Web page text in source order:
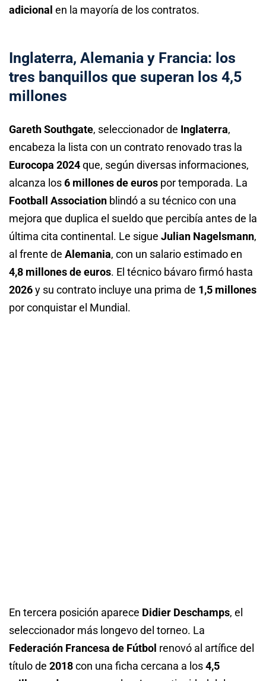
adicional en la mayoría de los contratos.
Inglaterra, Alemania y Francia: los
tres banquillos que superan los 4,5
millones
Gareth Southgate, seleccionador de Inglaterra,
encabeza la lista con un contrato renovado tras la
Eurocopa 2024que, según diversas informaciones,
alcanza los6 millones de euros por temporada. La
Football Association blindó a su técnico con una
mejora que duplica el sueldo que percibía antes de la
última cita continental. Le sigue Julian Nagelsmann,
al frente de Alemania, con un salario estimado en
4,8 millones de euros. El técnico bávaro firmó hasta
2026y su contrato incluye una prima de 1,5 millones
por conquistar el Mundial.
En tercera posición aparece Didier Deschamps, el
seleccionador más longevo del torneo. La
Federación Francesa de Fútbol renovó al artífice del
título de 2018con una ficha cercana a los4,5